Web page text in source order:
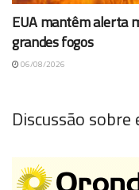
EUA mantêm alerta
grandes fogos
06/08/2026
Discussão